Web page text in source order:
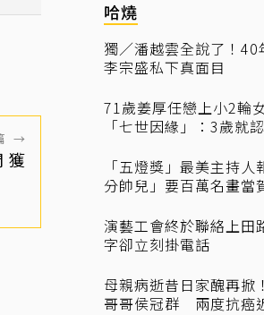
→
獲
哈燒
獨／潘越雲全說了！40
李宗盛私下真面目
71歲姜厚任戀上小2輪
「七世因緣」：3歲就
「五燈獎」最美主持
分帥兒」要百萬名畫當
演藝工會終於聯絡上田
字卻立刻掛電話
母親病逝昔日家醜再掀
哥哥侯冠群 兩度抗癌